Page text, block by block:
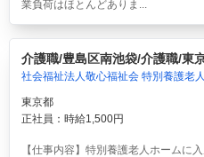
業負荷はほとんどありま...
介護職/豊島区南池袋/介護職/東
社会福祉法人敬心福祉会 特別養護老
東京都
正社員：時給1,500円
【仕事内容】特別養護老人ホームに